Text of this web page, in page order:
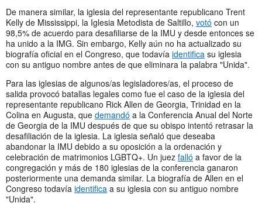
De manera similar, la iglesia del representante republicano Trent
Kelly de Mississippi, la Iglesia Metodista de Saltillo, votó con un
98,5% de acuerdo para desafiliarse de la IMU y desde entonces se
ha unido a la IMG. Sin embargo, Kelly aún no ha actualizado su
biografía oficial en el Congreso, que todavía identifica su iglesia
con su antiguo nombre antes de que eliminara la palabra "Unida".
Para las iglesias de algunos/as legisladores/as, el proceso de
salida provocó batallas legales como fue el caso de la iglesia del
representante republicano Rick Allen de Georgia, Trinidad en la
Colina en Augusta, que demandó a la Conferencia Anual del Norte
de Georgia de la IMU después de que su obispo intentó retrasar la
desafiliación de la iglesia. La iglesia señaló que deseaba
abandonar la IMU debido a su oposición a la ordenación y
celebración de matrimonios LGBTQ+. Un juez falló a favor de la
congregación y más de 180 iglesias de la conferencia ganaron
posteriormente una demanda similar. La biografía de Allen en el
Congreso todavía identifica a su iglesia con su antiguo nombre
"Unida".